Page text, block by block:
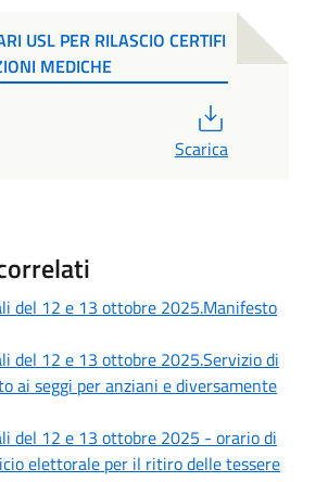
USL PER RILASCIO CERTIFI
MEDICHE
Scarica
del 12 e 13 ottobre 2025.Manifesto
del 12 e 13 ottobre 2025.Servizio di
ai seggi per anziani e diversamente
del 12 e 13 ottobre 2025 - orario di
elettorale per il ritiro delle tessere